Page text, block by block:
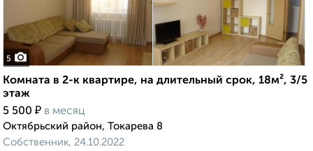
5
Комната в 2-к квартире, на длительный срок, 18м², 3/5
этаж
5 500 ₽ в месяц
Октябрьский район, Токарева 8
Собственник, 24.10.2022